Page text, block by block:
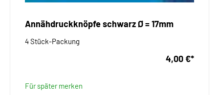
Annähdruckknöpfe schwarz Ø = 17mm
4 Stück-Packung
4,00 €*
Für später merken